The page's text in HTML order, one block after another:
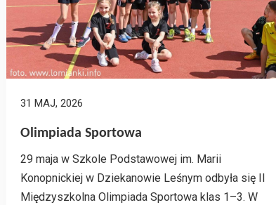
31 MAJ, 2026
Olimpiada Sportowa
29 maja w Szkole Podstawowej im. Marii
Konopnickiej w Dziekanowie Leśnym odbyła się II
Międzyszkolna Olimpiada Sportowa klas 1–3. W